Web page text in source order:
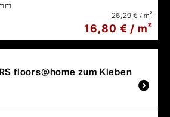
26,29 € / m²
16,80 € / m²
floors@home zum Kleben